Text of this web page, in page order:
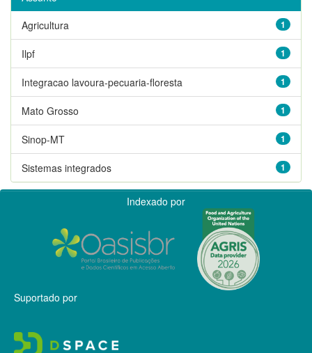
1
Agricultura
1
Ilpf
1
Integracao lavoura-pecuaria-floresta
1
Mato Grosso
1
Sinop-MT
1
Sistemas integrados
Indexado por
Suportado por